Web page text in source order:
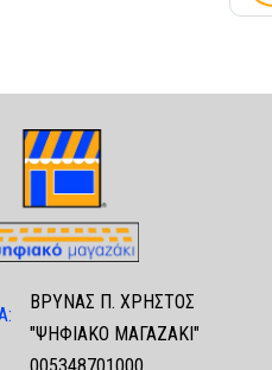
ΒΡΥΝΑΣ Π. ΧΡΗΣΤΟΣ
"ΨΗΦΙΑΚΟ ΜΑΓΑΖΑΚΙ"
005348701000